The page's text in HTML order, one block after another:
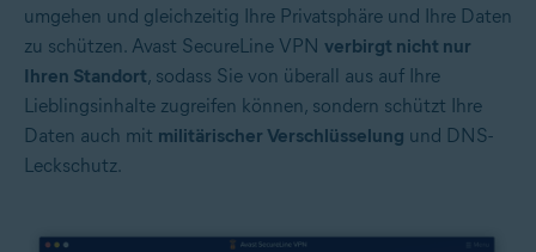
umgehen und gleichzeitig Ihre Privatsphäre und Ihre Daten
zu schützen. Avast SecureLine VPN verbirgt nicht nur
Ihren Standort, sodass Sie von überall aus auf Ihre
Lieblingsinhalte zugreifen können, sondern schützt Ihre
Daten auch mit militärischer Verschlüsselung und DNS-
Leckschutz.